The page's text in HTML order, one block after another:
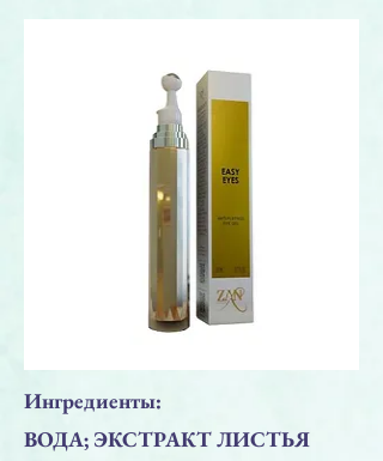
Ингредиенты:
ВОДА; ЭКСТРАКТ ЛИСТЬЯ